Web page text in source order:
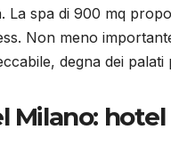
spa di 900 mq
Non meno
degna dei palati
Milano: